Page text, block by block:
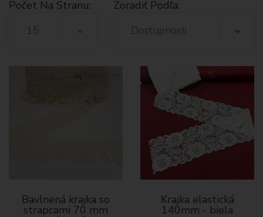
Počet Na Stranu:
15
Zoradiť Podľa:
Dostupnosti
Bavlnená krajka so
strapcami 70 mm
Krajka elastická
140mm - biela